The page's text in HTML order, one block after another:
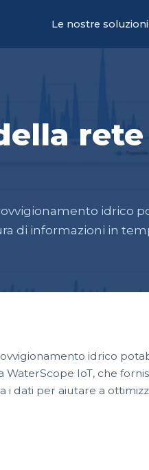
Le nostre soluzioni
idrico
di informazioni in
idrico
IoT, che
i dati per aiutare a